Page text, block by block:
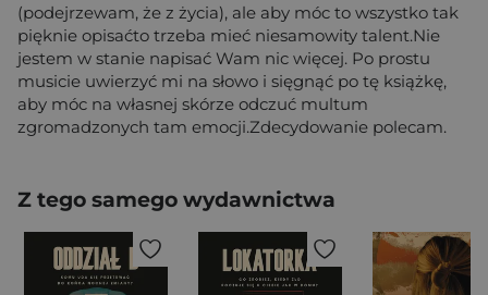
(podejrzewam, że z życia), ale aby móc to wszystko tak
pięknie opisaćto trzeba mieć niesamowity talent.Nie
jestem w stanie napisać Wam nic więcej. Po prostu
musicie uwierzyć mi na słowo i sięgnąć po tę książkę,
aby móc na własnej skórze odczuć multum
zgromadzonych tam emocji.Zdecydowanie polecam.
Z tego samego wydawnictwa